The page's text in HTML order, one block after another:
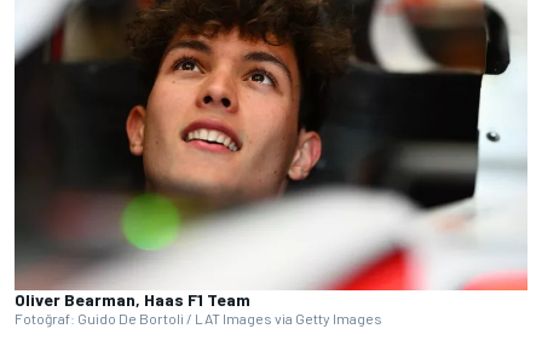
Oliver Bearman, Haas F1 Team
Fotoğraf: Guido De Bortoli / LAT Images via Getty Images